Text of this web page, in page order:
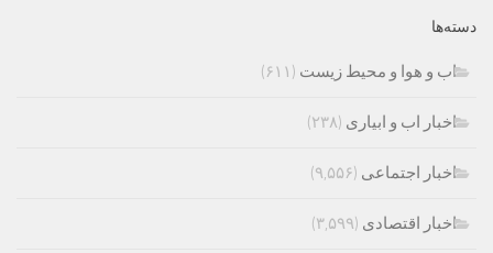
دسته‌ها
اب و هوا و محیط زیست (۶۱۱)
اخبار اب و ابیاری (۲۳۸)
اخبار اجتماعی (۹,۵۵۶)
اخبار اقتصادی (۳,۵۹۹)